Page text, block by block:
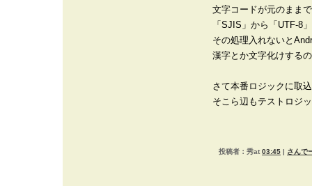
文字コードが元のままで
「SJIS」から「UTF-8
その処理入れないと
漢字とか文字化けする
さて本番ロジックに取
そこら辺もテストロジ
投稿者：秀at 03:45 | さんで